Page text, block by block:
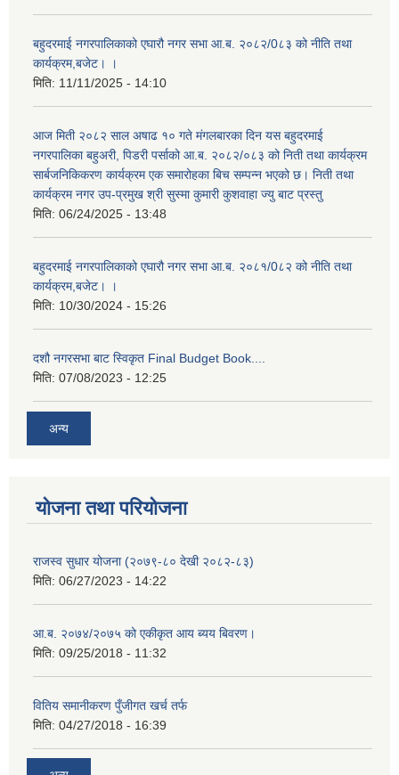
बहुदरमाई नगरपालिकाको एघारौ नगर सभा आ.ब. २०८२/0८३ को नीति तथा
कार्यक्रम,बजेट। ।
मिति: 11/11/2025 - 14:10
आज मिती २०८२ साल अषाढ १० गते मंगलबारका दिन यस बहुदरमाई
नगरपालिका बहुअरी, पिडरी पर्साको आ.ब. २०८२/०८३ को निती तथा कार्यक्रम
सार्बजनिकिकरण कार्यक्रम एक समारोहका बिच सम्पन्न भएको छ। निती तथा
कार्यक्रम नगर उप-प्रमुख श्री सुस्मा कुमारी कुशवाहा ज्यु बाट प्रस्तु
मिति: 06/24/2025 - 13:48
बहुदरमाई नगरपालिकाको एघारौ नगर सभा आ.ब. २०८१/0८२ को नीति तथा
कार्यक्रम,बजेट। ।
मिति: 10/30/2024 - 15:26
दशौ नगरसभा बाट स्विकृत Final Budget Book....
मिति: 07/08/2023 - 12:25
अन्य
योजना तथा परियोजना
राजस्व सुधार योजना (२०७९-८० देखी २०८२-८३)
मिति: 06/27/2023 - 14:22
आ.ब. २०७४/२०७५ को एकीकृत आय ब्यय बिवरण।
मिति: 09/25/2018 - 11:32
वितिय समानीकरण पुँजीगत खर्च तर्फ
मिति: 04/27/2018 - 16:39